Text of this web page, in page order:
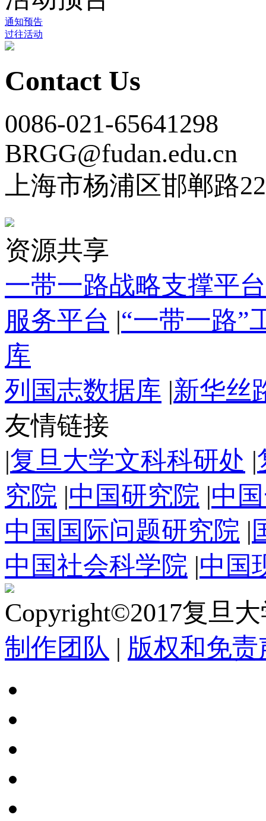
通知预告
过往活动
Contact Us
0086-021-65641298
BRGG@fudan.edu.cn
上海市杨浦区邯郸路
资源共享
一带一路战略支撑平台
服务平台 |“一带一路”
库
列国志数据库 |新华丝
友情链接
|复旦大学文科科研处 |
究院 |中国研究院 |中
中国国际问题研究院 |
中国社会科学院 |中国
Copyright©2017复旦
制作团队 | 版权和免责